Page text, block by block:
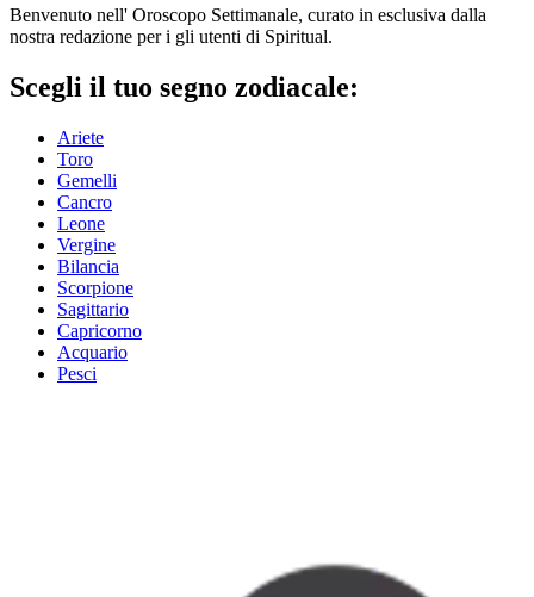
Benvenuto nell' Oroscopo Settimanale, curato in esclusiva dalla
nostra redazione per i gli utenti di Spiritual.
Scegli il tuo segno zodiacale:
Ariete
Toro
Gemelli
Cancro
Leone
Vergine
Bilancia
Scorpione
Sagittario
Capricorno
Acquario
Pesci